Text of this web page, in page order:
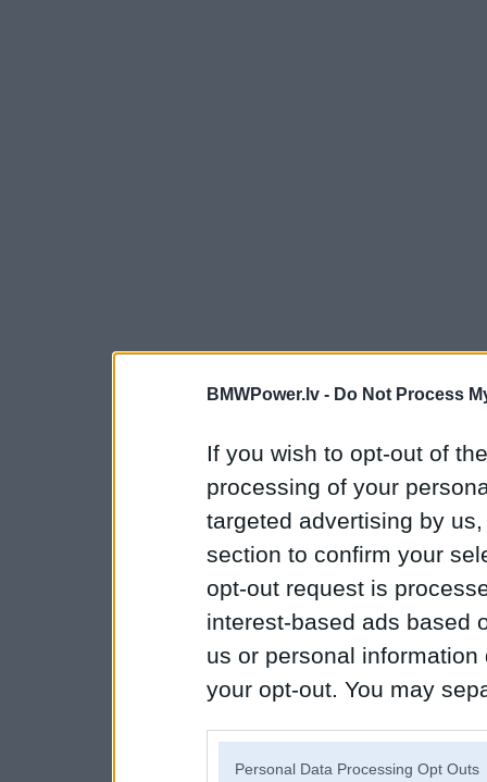
BMWPower.lv - Do Not Process
If you wish to opt-out of
processing of your
targeted advertising by
section to confirm your
opt-out request is
interest-based ads based
us or personal
your opt-out. You may
Personal Data Processing Opt Outs